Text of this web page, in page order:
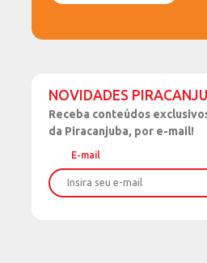
Para continuar aprendendo
por especialistas. Acesse
com nosso time de consultores.
Leia também:
Qualidade da
o melhor manejo nutricional do
NOVIDADES
Receba conteúdos
da Piracanjuba, por e-mail!
E-mail